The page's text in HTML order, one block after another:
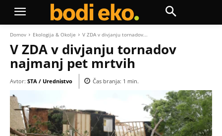
Domov Ekologija & Okolje V ZDA v divjanju tornadov...
V ZDA v divjanju tornadov
najmanj pet mrtvih
Avtor: STA / Urednistvo Čas branja: 1 min.